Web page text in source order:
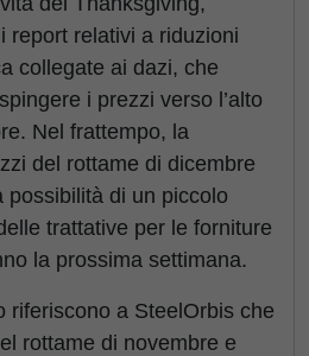
report relativi a riduzioni
collegate ai dazi, che
i prezzi verso l’alto
Nel frattempo, la
del rottame di dicembre
possibilità di un piccolo
trattative per le forniture
la prossima settimana.
riferiscono a SteelOrbis che
rottame di novembre e